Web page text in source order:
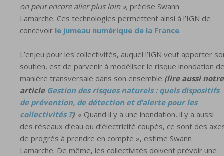
on peut encore aller plus loin », précise Swann
Lamarche. Ces technologies permettent ainsi à l’IGN de
concevoir le jumeau numérique de la France.
L’enjeu pour les collectivités, auquel l’IGN veut apporter
soutien, est de parvenir à modéliser le risque inondation
manière transversale dans son ensemble (lire aussi notre
article Gestion des risques naturels : quels dispositifs
de prévention, de détection et d’alerte pour les
collectivités ?). « Quand il y a une inondation, il y a aussi
des réseaux d’eau ou d’électricité coupés, ce sont des
de progrès à prendre en compte », estime Swann
Lamarche. De même, les collectivités doivent prévoir une